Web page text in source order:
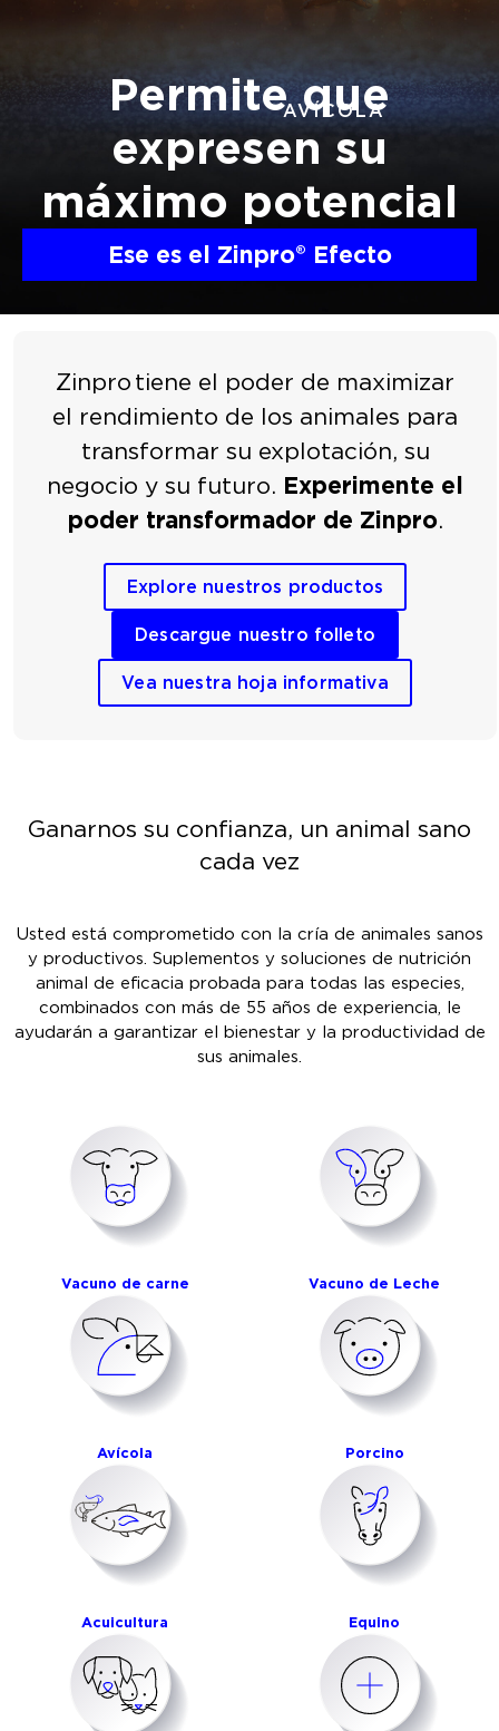
AVÍCOLA
Permite que
expresen su
máximo potencial
Ese es el Zinpro® Efecto
Zinpro tiene el poder de maximizar
el rendimiento de los animales para
transformar su explotación, su
negocio y su futuro. Experimente el
poder transformador de Zinpro.
Explore nuestros productos
Descargue nuestro folleto
Vea nuestra hoja informativa
Ganarnos su confianza, un animal sano
cada vez
Usted está comprometido con la cría de animales sanos
y productivos. Suplementos y soluciones de nutrición
animal de eficacia probada para todas las especies,
combinados con más de 55 años de experiencia, le
ayudarán a garantizar el bienestar y la productividad de
sus animales.
Vacuno de carne Vacuno de Leche
Avícola Porcino
Acuicultura Equino